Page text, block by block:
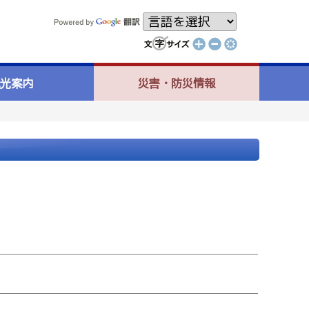
案内 災害・防災情報